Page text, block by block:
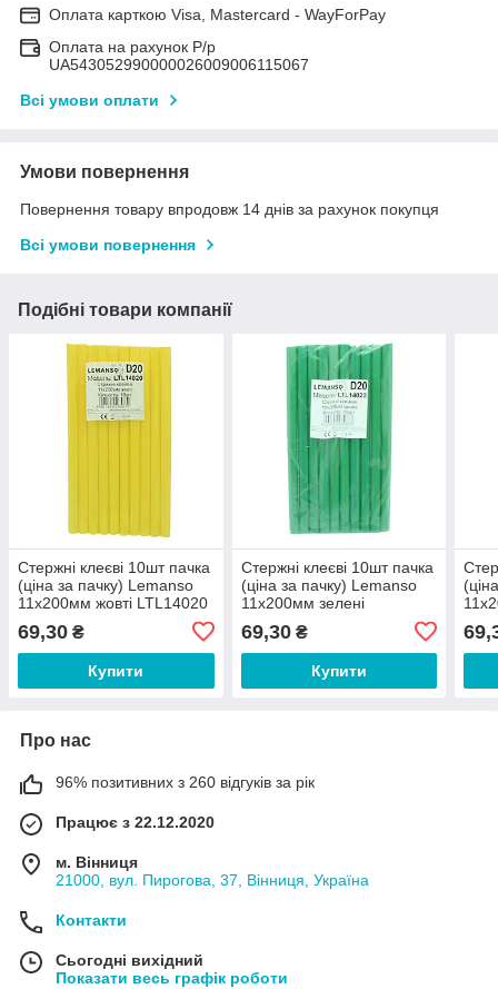
Оплата карткою Visa, Mastercard - WayForPay
Оплата на рахунок Р/р
UA543052990000026009006115067
Всі умови оплати
Умови повернення
Повернення товару впродовж 14 днів за рахунок покупця
Всі умови повернення
Подібні товари компанії
Стержні клеєві 10шт пачка
(ціна за пачку) Lemanso
11x200мм жовті LTL14020
69,30 ₴
Купити
Стержні клеєві 10шт пачка
(ціна за пачку) Lemanso
11x200мм зелені
69,30₴
Купити
Про нас
96% позитивних з 260 відгуків за рік
Працює з 22.12.2020
м. Вінниця
21000, вул. Пирогова, 37, Вінниця, Україна
Контакти
Сьогодні вихідний
Показати весь графік роботи